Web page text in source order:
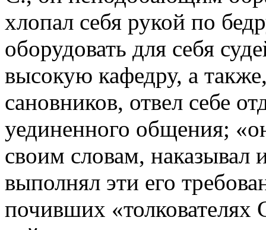
хлопал себя рукой по
оборудовать для себя
высокую кафедру, а
сановников, отвел себе
уединенного общения;
своим словам, наказывал
выполнял эти его
почивших «толкователях